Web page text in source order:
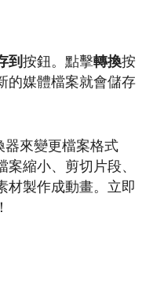
到按鈕。點擊轉換按
的媒體檔案就會儲存
來變更檔案格式
縮小、剪切片段、
材製作成動畫。立即